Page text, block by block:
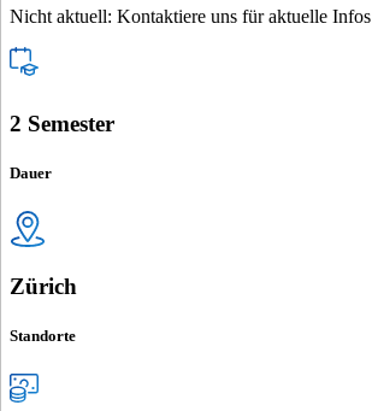
Nicht aktuell: Kontaktiere uns für aktuelle Infos
2 Semester
Dauer
Zürich
Standorte